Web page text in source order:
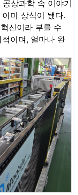
상과학 속 이야기
미 상식이 됐다.
신이라 부를 수
이며, 얼마나 완